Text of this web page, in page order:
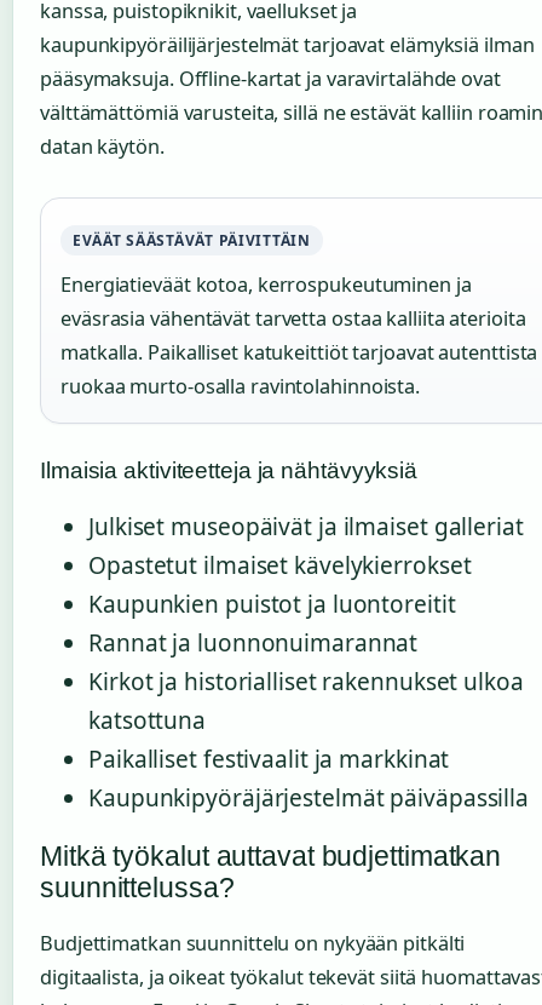
kanssa, puistopiknikit, vaellukset ja
kaupunkipyöräilijärjestelmät tarjoavat elämyksiä ilman
pääsymaksuja. Offline-kartat ja varavirtalähde ovat
välttämättömiä varusteita, sillä ne estävät kalliin
datan käytön.
EVÄÄT SÄÄSTÄVÄT PÄIVITTÄIN
Energiatieväät kotoa, kerrospukeutuminen ja
eväsrasia vähentävät tarvetta ostaa kalliita aterioita
matkalla. Paikalliset katukeittiöt tarjoavat autenttista
ruokaa murto-osalla ravintolahinnoista.
Ilmaisia aktiviteetteja ja nähtävyyksiä
Julkiset museopäivät ja ilmaiset galleriat
Opastetut ilmaiset kävelykierrokset
Kaupunkien puistot ja luontoreitit
Rannat ja luonnonuimarannat
Kirkot ja historialliset rakennukset ulkoa
katsottuna
Paikalliset festivaalit ja markkinat
Kaupunkipyöräjärjestelmät päiväpassilla
Mitkä työkalut auttavat budjettimatkan
suunnittelussa?
Budjettimatkan suunnittelu on nykyään pitkälti
digitaalista, ja oikeat työkalut tekevät siitä